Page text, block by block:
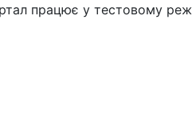
працює у тестовому